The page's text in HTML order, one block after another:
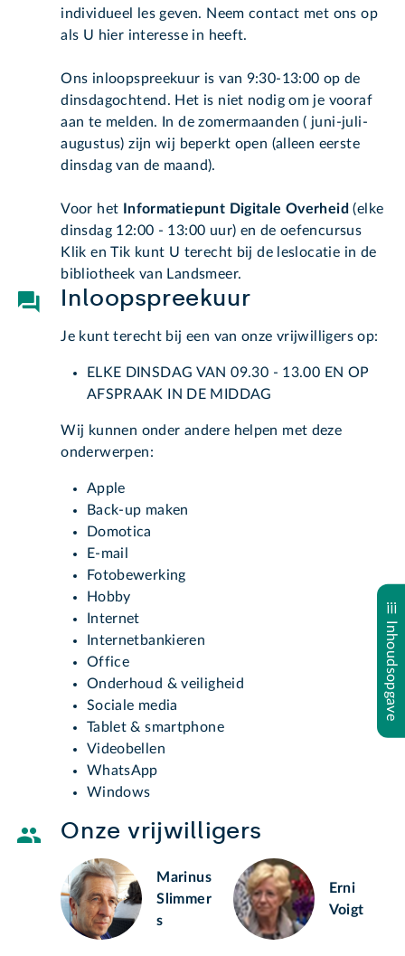
Inhoudsopgave
individueel les geven. Neem contact met ons op
als U hier interesse in heeft.
Ons inloopspreekuur is van 9:30-13:00 op de
dinsdagochtend. Het is niet nodig om je vooraf
aan te melden. In de zomermaanden ( juni-juli-
augustus) zijn wij beperkt open (alleen eerste
dinsdag van de maand).
Voor het Informatiepunt Digitale Overheid(elke
dinsdag 12:00 - 13:00 uur) en de oefencursus
Klik en Tik kunt U terecht bij de leslocatie in de
bibliotheek van Landsmeer.
Inloopspreekuur
Je kunt terecht bij een van onze vrijwilligers op:
ELKE DINSDAG VAN 09.30 - 13.00 EN OP
AFSPRAAK IN DE MIDDAG
Wij kunnen onder andere helpen met deze
onderwerpen:
Apple
Back-up maken
Domotica
E-mail
Fotobewerking
Hobby
Internet
Internetbankieren
Office
Onderhoud & veiligheid
Sociale media
Tablet & smartphone
Videobellen
WhatsApp
Windows
Onze vrijwilligers
Marinus
Slimmer
s
Erni
Voigt